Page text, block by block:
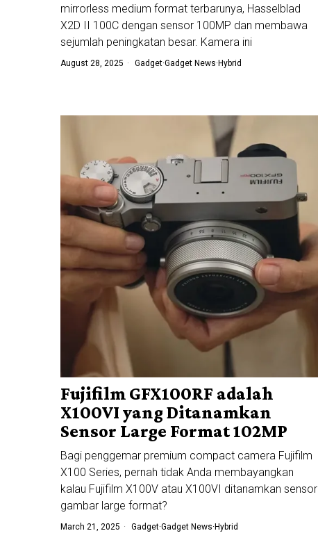
mirrorless medium format terbarunya, Hasselblad
X2D II 100C dengan sensor 100MP dan membawa
sejumlah peningkatan besar. Kamera ini
August 28, 2025 Gadget·Gadget News· Hybrid
Fujifilm GFX100RF adalah
X100VI yang Ditanamkan
Sensor Large Format 102MP
Bagi penggemar premium compact camera Fujifilm
X100 Series, pernah tidak Anda membayangkan
kalau Fujifilm X100V atau X100VI ditanamkan sensor
gambar large format?
March 21, 2025 Gadget·Gadget News·Hybrid